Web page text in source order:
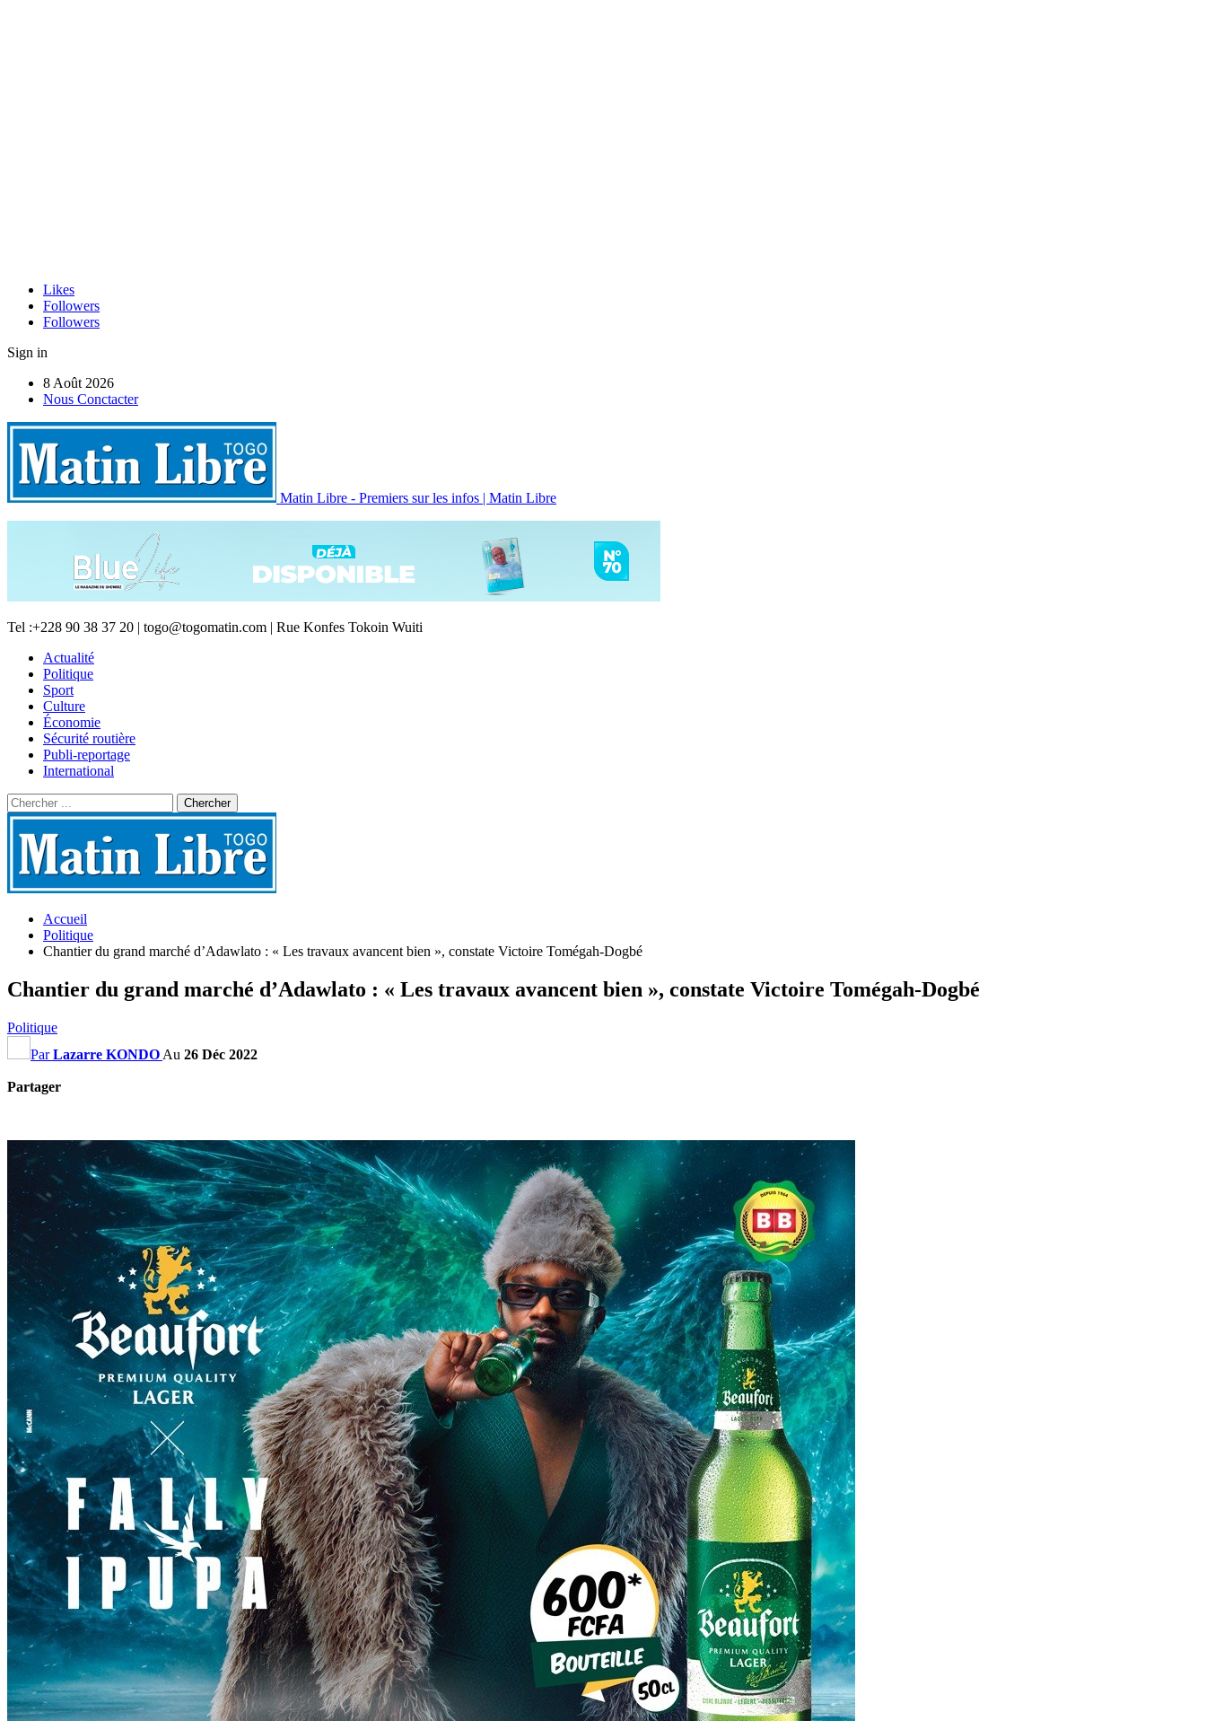
Likes
Followers
Followers
Sign in
8 Août 2026
Nous Conctacter
Matin Libre - Premiers sur les infos | Matin Libre
Tel :+228 90 38 37 20 | togo@togomatin.com | Rue Konfes Tokoin Wuiti
Actualité
Politique
Sport
Culture
Économie
Sécurité routière
Publi-reportage
International
Accueil
Politique
Chantier du grand marché d’Adawlato : « Les travaux avancent bien », constate Victoire Tomégah-Dogbé
Chantier du grand marché d’Adawlato : « Les travaux avancent bien », constate Victoire Tomégah-Dogbé
Politique
ParLazarre KONDO Au 26 Déc 2022
Partager